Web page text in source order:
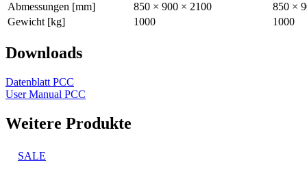
Abmessungen [mm]
850 × 900 × 2100
850 ×
Gewicht [kg]
1000 1000
Downloads
Datenblatt PCC
User Manual PCC
Weitere Produkte
SALE